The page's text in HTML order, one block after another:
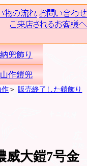
兜飾り
作鎧兜
作＞ 販売終了した鎧飾り
威大鎧7号金